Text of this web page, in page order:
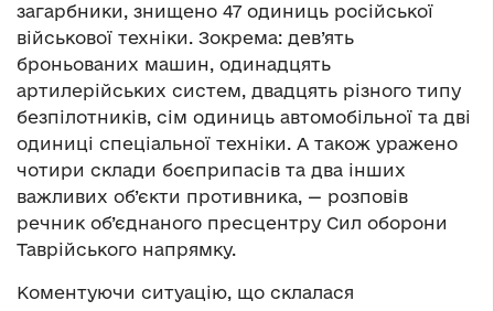
загарбники, знищено 47 одиниць російської
військової техніки. Зокрема: дев’ять
броньованих машин, одинадцять
артилерійських систем, двадцять різного типу
безпілотників, сім одиниць автомобільної та дві
одиниці спеціальної техніки. А також уражено
чотири склади боєприпасів та два інших
важливих об’єкти противника, — розповів
речник об’єднаного пресцентру Сил оборони
Таврійського напрямку.
Коментуючи ситуацію, що склалася